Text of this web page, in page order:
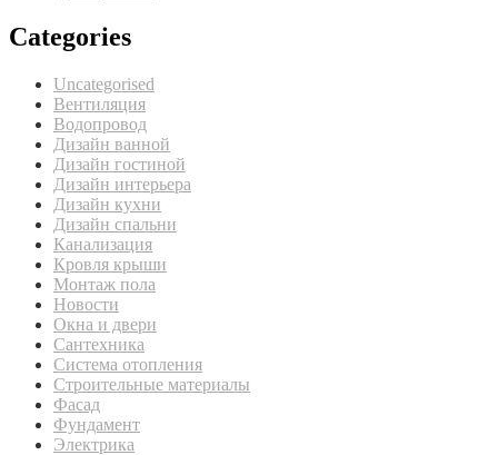
Categories
Uncategorised
Вентиляция
Водопровод
Дизайн ванной
Дизайн гостиной
Дизайн интерьера
Дизайн кухни
Дизайн спальни
Канализация
Кровля крыши
Монтаж пола
Новости
Окна и двери
Сантехника
Система отопления
Строительные материалы
Фасад
Фундамент
Электрика